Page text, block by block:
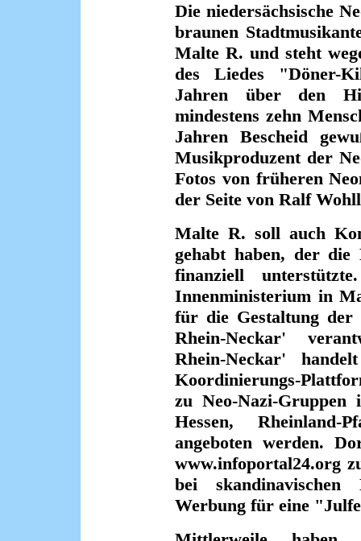
Die niedersächsische
braunen
Malte R. und steht
des Liedes "Döner-
Jahren über den
mindestens zehn
Jahren Bescheid
Musikproduzent der
Fotos von früheren
der Seite von Ralf
Malte R. soll auch
gehabt haben, der die
finanziell
Innenministerium in
für die Gestaltung der
Rhein-Neckar'
Rhein-Neckar'
Koordinierungs-
zu Neo-Nazi-Gruppen
Hessen, Rheinland-
angeboten werden.
www.infoportal24.org
bei
Werbung für eine